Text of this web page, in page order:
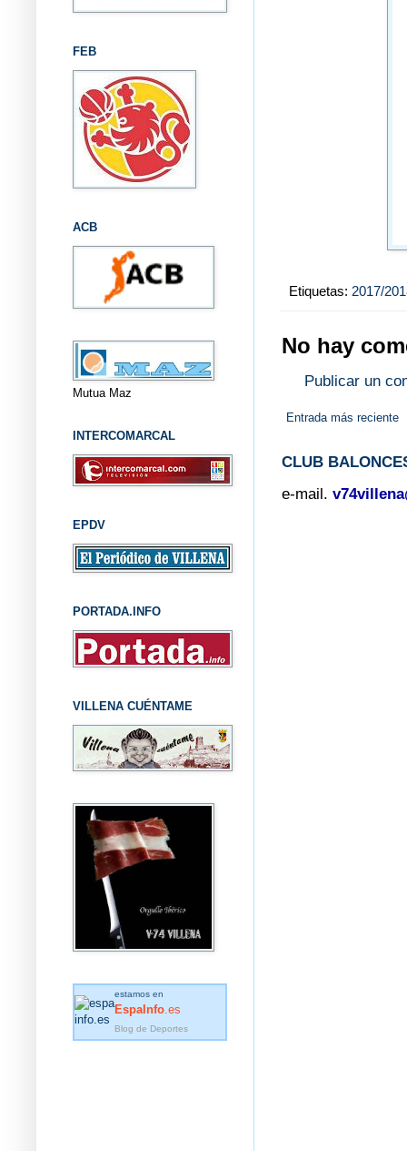
Etiquetas: 2017/
No hay
Publicar un
Entrada más reciente
CLUB
e-mail.
FEB
ACB
Mutua Maz
INTERCOMARCAL
EPDV
PORTADA.INFO
VILLENA CUÉNTAME
estamos en
EspaInfo .es
Blog de Deportes